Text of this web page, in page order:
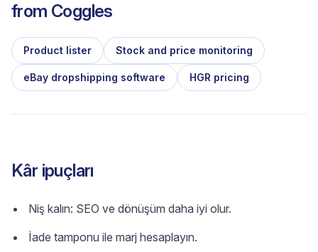
from Coggles
Product lister Stock and price monitoring
eBay dropshipping software HGR pricing
Kâr ipuçları
Niş kalın: SEO ve dönüşüm daha iyi olur.
İade tamponu ile marj hesaplayın.